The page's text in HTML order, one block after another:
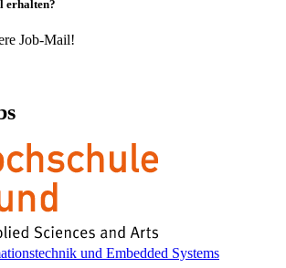
erhalten?
Job-Mail!
und Embedded Systems